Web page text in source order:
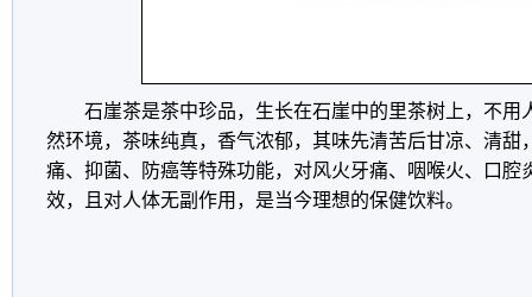
石崖茶是茶中珍品，生长在石崖中的里茶树上，不用
然环境，茶味纯真，香气浓郁，其味先清苦后甘凉、清甜
痛、抑菌、防癌等特殊功能，对风火牙痛、咽喉火、口腔
效，且对人体无副作用，是当今理想的保健饮料。